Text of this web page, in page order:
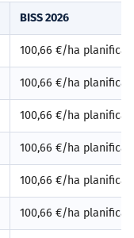
BISS 2026
100,66 €/ha planificat
100,66 €/ha planificat
100,66 €/ha planificat
100,66 €/ha planificat
100,66 €/ha planificat
100,66 €/ha planificat